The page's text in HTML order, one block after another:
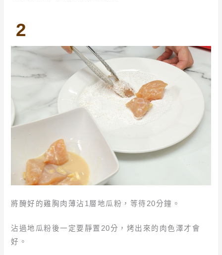
2
將醃好的雞胸肉薄沾1層地瓜粉，等待20分鐘。
沾過地瓜粉後一定要靜置20分，烤出來的肉色澤才會
好。